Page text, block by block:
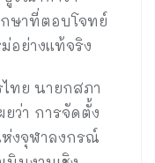
ษาที่ตอบโจทย์
อย่างแท้จริง
ทย นายกสภา
ว่า การจัดตั้ง
งจุฬาลงกรณ์